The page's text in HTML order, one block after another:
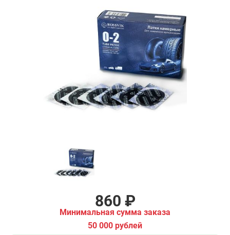
860 ₽
Минимальная сумма заказа
50 000 рублей
Добавить в корзину
В кредит от 29 руб/мес